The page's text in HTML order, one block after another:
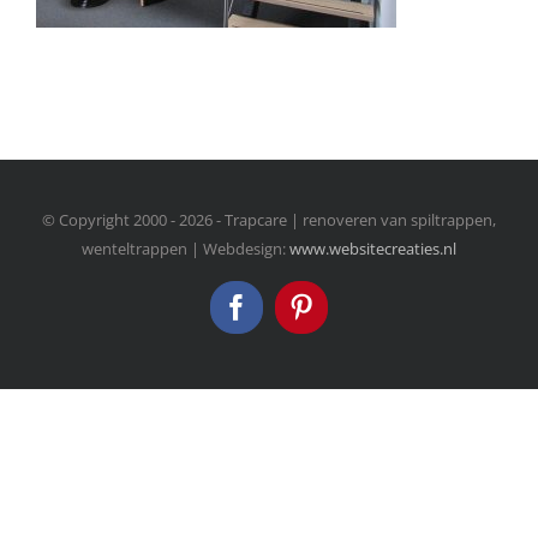
© Copyright 2000 -2026 - Trapcare | renoveren van spiltrappen,
wenteltrappen | Webdesign:www.websitecreaties.nl
FacebookPinterest